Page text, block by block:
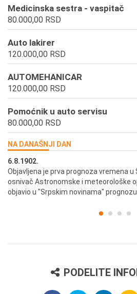
Medicinska sestra - vaspitač
80.000,00 RSD
Auto lakirer
120.000,00 RSD
AUTOMEHANICAR
120.000,00 RSD
Pomoćnik u auto servisu
80.000,00 RSD
NA DANAŠNJI DAN
6.8.1902.
Objavljena je prva prognoza vremena u
osnivač Astronomske i meteorološke
objavio u "Srpskim novinama"
PODELITE